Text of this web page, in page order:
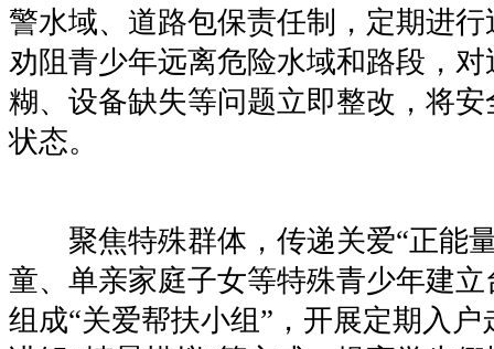
警水域、道路包保责任制，定期进
劝阻青少年远离危险水域和路段，
糊、设备缺失等问题立即整改，将
状态。
聚焦特殊群体，传递关爱“正能
童、单亲家庭子女等特殊青少年建
组成“关爱帮扶小组”，开展定期入户